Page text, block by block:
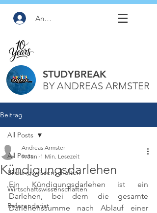
Anmelden
STUDYBREAK
BY ANDREAS ARMSTER
Beitrag
All Posts
Bildungswissenschaften
Wirtschaftswissenschaften
Referendariat
All Posts
Kündigungsdarlehen
Andreas Armster
9. Juni 1 Min. Lesezeit
Ein Kündigungsdarlehen ist ein
Darlehen, bei dem die gesamte
Darlehenssumme nach Ablauf einer